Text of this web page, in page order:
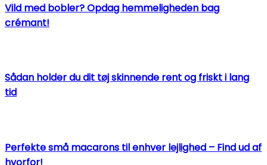
Vild med bobler? Opdag hemmeligheden bag
crémant!
Sådan holder du dit tøj skinnende rent og friskt i lang
tid
Perfekte små macarons til enhver lejlighed – Find ud af
hvorfor!